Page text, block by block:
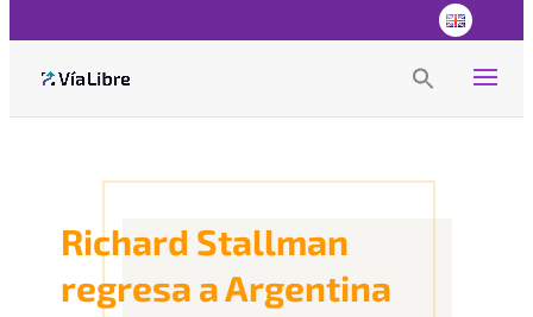
Search Button
Richard Stallman
regresa a Argentina